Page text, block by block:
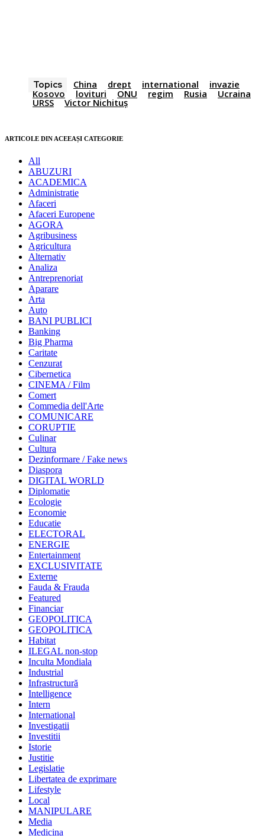
Topics China drept international
invazie
Kosovo
lovituri ONU regim Rusia Ucraina
URSS Victor Nichituș
ARTICOLE DIN ACEEAȘI CATEGORIE
All
ABUZURI
ACADEMICA
Administratie
Afaceri
Afaceri Europene
AGORA
Agribusiness
Agricultura
Alternativ
Analiza
Antreprenoriat
Aparare
Arta
Auto
BANI PUBLICI
Banking
Big Pharma
Caritate
Cenzurat
Cibernetica
CINEMA / Film
Comert
Commedia dell'Arte
COMUNICARE
CORUPTIE
Culinar
Cultura
Dezinformare / Fake news
Diaspora
DIGITAL WORLD
Diplomatie
Ecologie
Economie
Educatie
ELECTORAL
ENERGIE
Entertainment
EXCLUSIVITATE
Externe
Fauda & Frauda
Featured
Financiar
GEOPOLITICA
GEOPOLITICA
Habitat
ILEGAL non-stop
Inculta Mondiala
Industrial
Infrastructură
Intelligence
Intern
International
Investigatii
Investitii
Istorie
Justitie
Legislatie
Libertatea de exprimare
Lifestyle
Local
MANIPULARE
Media
Medicina